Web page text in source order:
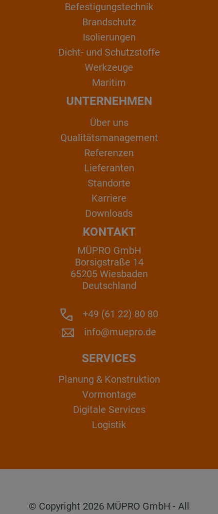
Befestigungstechnik
Brandschutz
Isolierungen
Dicht- und Schutzstoffe
Werkzeuge
Maritim
UNTERNEHMEN
Über uns
Qualitätsmanagement
Referenzen
Lieferanten
Standorte
Karriere
Downloads
KONTAKT
MÜPRO GmbH
Borsigstraße 14
65205 Wiesbaden
Deutschland
+49 (61 22) 80 80
info@muepro.de
SERVICES
Planung & Konstruktion
Vormontage
Digitale Services
Logistik
© Copyright 2026 MÜPRO GmbH - All